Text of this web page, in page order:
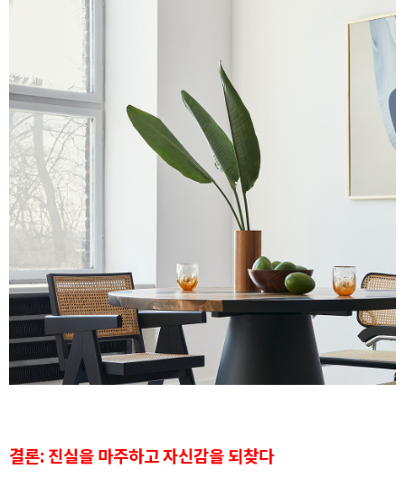
결론: 진실을 마주하고 자신감을 되찾다